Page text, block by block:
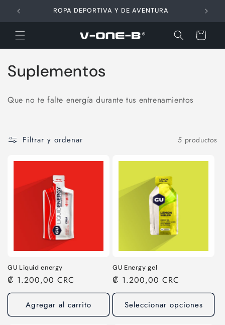
directamente
al contenido
ROPA DEPORTIVA Y DE AVENTURA
Carrito
C
Suplementos
Que no te falte energía durante tus entrenamientos
Filtrar y ordenar 5 productos
GU Liquid energy
Precio
habitual
₡ 1.200,00 CRC
Agregar al carrito
GU Energy gel
Precio
habitual
₡ 1.200,00 CRC
Seleccionar opciones